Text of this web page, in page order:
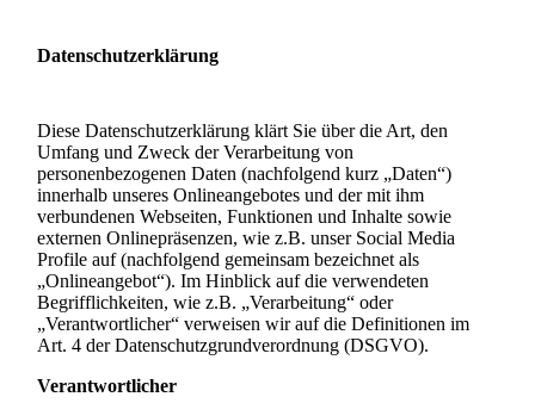
Datenschutzerklärung
Diese Datenschutzerklärung klärt Sie über die Art, den
Umfang und Zweck der Verarbeitung von
personenbezogenen Daten (nachfolgend kurz „Daten“)
innerhalb unseres Onlineangebotes und der mit ihm
verbundenen Webseiten, Funktionen und Inhalte sowie
externen Onlinepräsenzen, wie z.B. unser Social Media
Profile auf (nachfolgend gemeinsam bezeichnet als
„Onlineangebot“). Im Hinblick auf die verwendeten
Begrifflichkeiten, wie z.B. „Verarbeitung“ oder
„Verantwortlicher“ verweisen wir auf die Definitionen im
Art. 4 der Datenschutzgrundverordnung (DSGVO).
Verantwortlicher